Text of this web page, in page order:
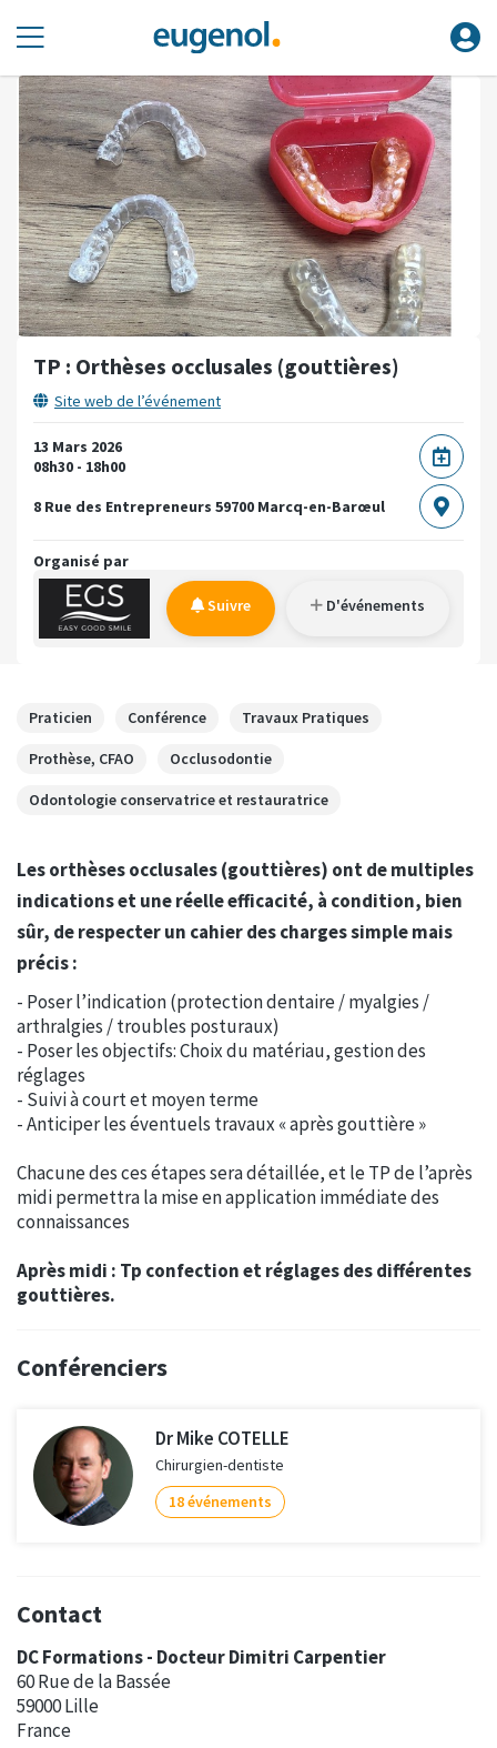
TP : Orthèses occlusales (gouttières)
Site web de l’événement
13 Mars 2026
08h30 - 18h00
8 Rue des Entrepreneurs 59700 Marcq-en-Barœul
Organisé par
Suivre D'événements
Praticien Conférence Travaux Pratiques
Prothèse, CFAO Occlusodontie
Odontologie conservatrice et restauratrice
Les orthèses occlusales (gouttières) ont de multiples
indications et une réelle efficacité, à condition, bien
sûr, de respecter un cahier des charges simple mais
précis :
- Poser l’indication (protection dentaire / myalgies /
arthralgies / troubles posturaux)
- Poser les objectifs: Choix du matériau, gestion des
réglages
- Suivi à court et moyen terme
- Anticiper les éventuels travaux « après gouttière »
Chacune des ces étapes sera détaillée, et le TP de l’après
midi permettra la mise en application immédiate des
connaissances
Après midi : Tp confection et réglages des différentes
gouttières.
Conférenciers
Dr Mike COTELLE
Chirurgien-dentiste
18 événements
Contact
DC Formations - Docteur Dimitri Carpentier
60 Rue de la Bassée
59000 Lille
France